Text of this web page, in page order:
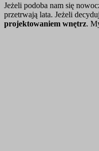
Jeżeli podoba nam się
przetrwają lata. Jeżeli
projektowaniem wnętrz.